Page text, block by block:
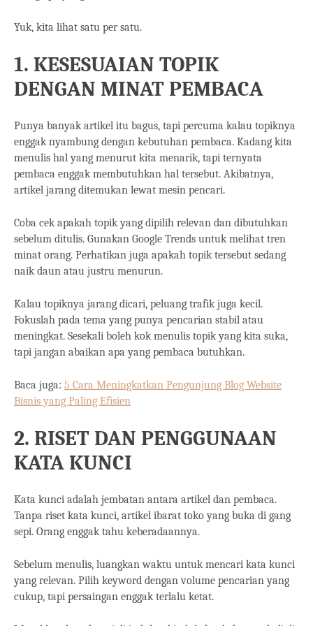
Yuk, kita lihat satu per satu.
1. KESESUAIAN TOPIK
DENGAN MINAT PEMBACA
Punya banyak artikel itu bagus, tapi percuma kalau topiknya
enggak nyambung dengan kebutuhan pembaca. Kadang kita
menulis hal yang menurut kita menarik, tapi ternyata
pembaca enggak membutuhkan hal tersebut. Akibatnya,
artikel jarang ditemukan lewat mesin pencari.
Coba cek apakah topik yang dipilih relevan dan dibutuhkan
sebelum ditulis. Gunakan Google Trends untuk melihat tren
minat orang. Perhatikan juga apakah topik tersebut sedang
naik daun atau justru menurun.
Kalau topiknya jarang dicari, peluang trafik juga kecil.
Fokuslah pada tema yang punya pencarian stabil atau
meningkat. Sesekali boleh kok menulis topik yang kita suka,
tapi jangan abaikan apa yang pembaca butuhkan.
Baca juga: 5 Cara Meningkatkan Pengunjung Blog Website
Bisnis yang Paling Efisien
2. RISET DAN PENGGUNAAN
KATA KUNCI
Kata kunci adalah jembatan antara artikel dan pembaca.
Tanpa riset kata kunci, artikel ibarat toko yang buka di gang
sepi. Orang enggak tahu keberadaannya.
Sebelum menulis, luangkan waktu untuk mencari kata kunci
yang relevan. Pilih keyword dengan volume pencarian yang
cukup, tapi persaingan enggak terlalu ketat.